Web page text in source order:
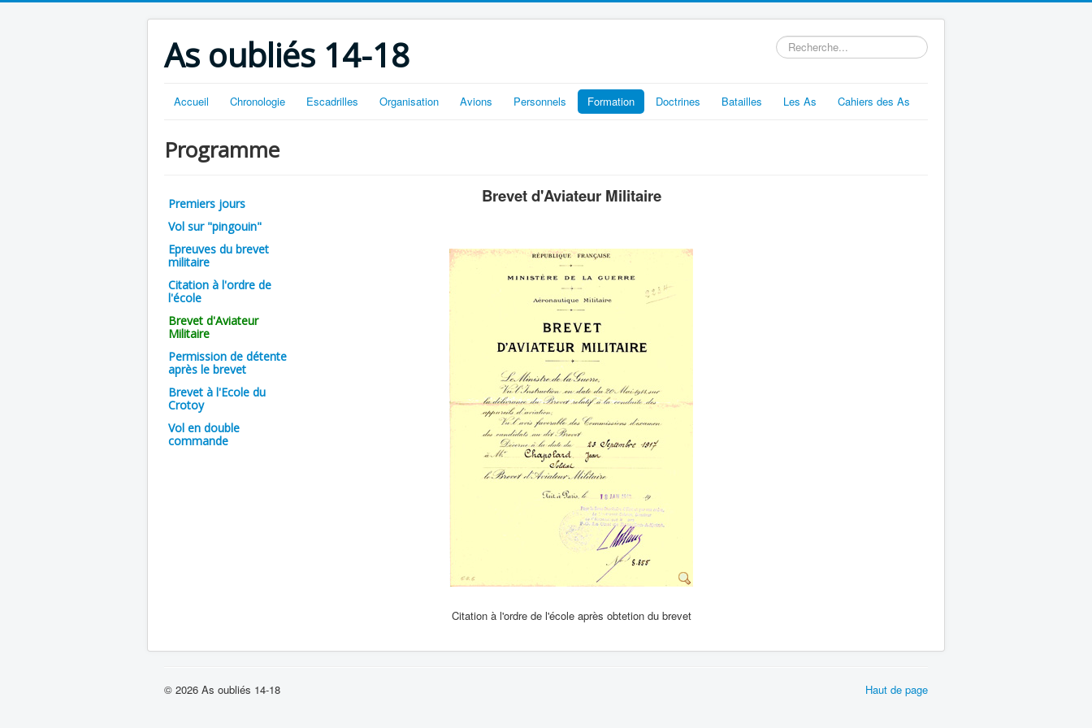
As oubliés 14-18 Rechercher
Accueil Chronologie Escadrilles Organisation Avions Personnels Formation Doctrines Batailles Les As Cahiers des As
Programme
Premiers jours
Vol sur "pingouin"
Epreuves du brevet
militaire
Citation à l'ordre de
l'école
Brevet d'Aviateur
Militaire
Permission de détente
après le brevet
Brevet à l'Ecole du
Crotoy
Vol en double
commande
Brevet d'Aviateur Militaire
Citation à l'ordre de l'école après obtetion du brevet
Haut de page
© 2026 As oubliés 14-18